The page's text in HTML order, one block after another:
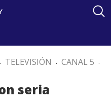
. TELEVISIÓN . CANAL 5 .
seria